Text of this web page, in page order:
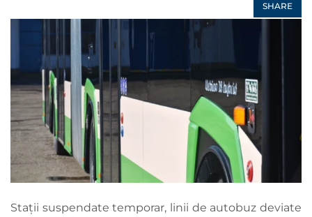
SHARE
Stații suspendate temporar, linii de autobuz deviate